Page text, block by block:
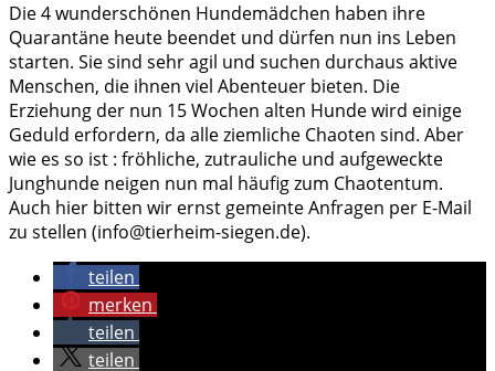
Die 4 wunderschönen Hundemädchen haben ihre
Quarantäne heute beendet und dürfen nun ins Leben
starten. Sie sind sehr agil und suchen durchaus aktive
Menschen, die ihnen viel Abenteuer bieten. Die
Erziehung der nun 15 Wochen alten Hunde wird einige
Geduld erfordern, da alle ziemliche Chaoten sind. Aber
wie es so ist : fröhliche, zutrauliche und aufgeweckte
Junghunde neigen nun mal häufig zum Chaotentum.
Auch hier bitten wir ernst gemeinte Anfragen per E-Mail
zu stellen (info@tierheim-siegen.de).
teilen
merken
teilen
teilen